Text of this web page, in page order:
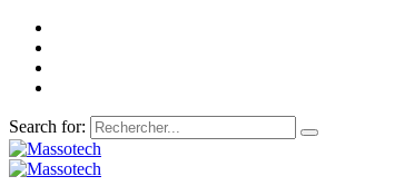
Search for: